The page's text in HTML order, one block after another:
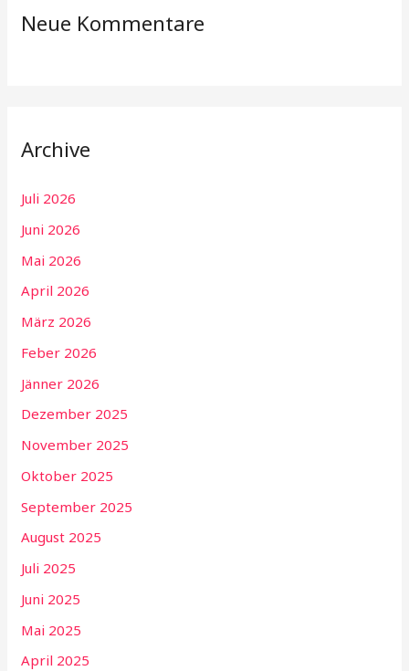
Neue Kommentare
Archive
Juli 2026
Juni 2026
Mai 2026
April 2026
März 2026
Feber 2026
Jänner 2026
Dezember 2025
November 2025
Oktober 2025
September 2025
August 2025
Juli 2025
Juni 2025
Mai 2025
April 2025